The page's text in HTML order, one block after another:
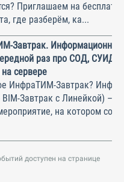
Приглашаем на
где разберём, ка...
Завтрак.
раз про СОД, СУИД и
сервере
ИнфраТИМ-Завтрак?
BIM-Завтрак с Линейкой) –
на котором
доступен на странице